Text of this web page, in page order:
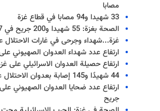
مصابا
33 شهيدا و94 مصابا في قطاع غزة
الصحة بغزة: 55 شهيدا و200 جريح في 7 مجازر خلال الساعات الماضية
غزة...شهداء وجرحى في غارات الاحتلال
ارتفاع عدد شهداء العدوان الصهيوني على غزة إلى
ارتفاع حصيلة العدوان الاسرائيلي على غزة إلى
44 شهيدًا و145 إصابة بعدوان الاحتلال على غزة في 24 ساعة
جريح